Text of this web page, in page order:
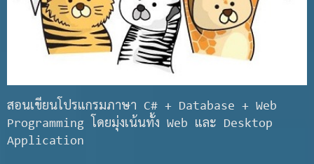
สอนเขียนโปรแกรมภาษา C# + Database + Web
Programming โดยมุ่งเน้นทั้ง Web และ Desktop
Application